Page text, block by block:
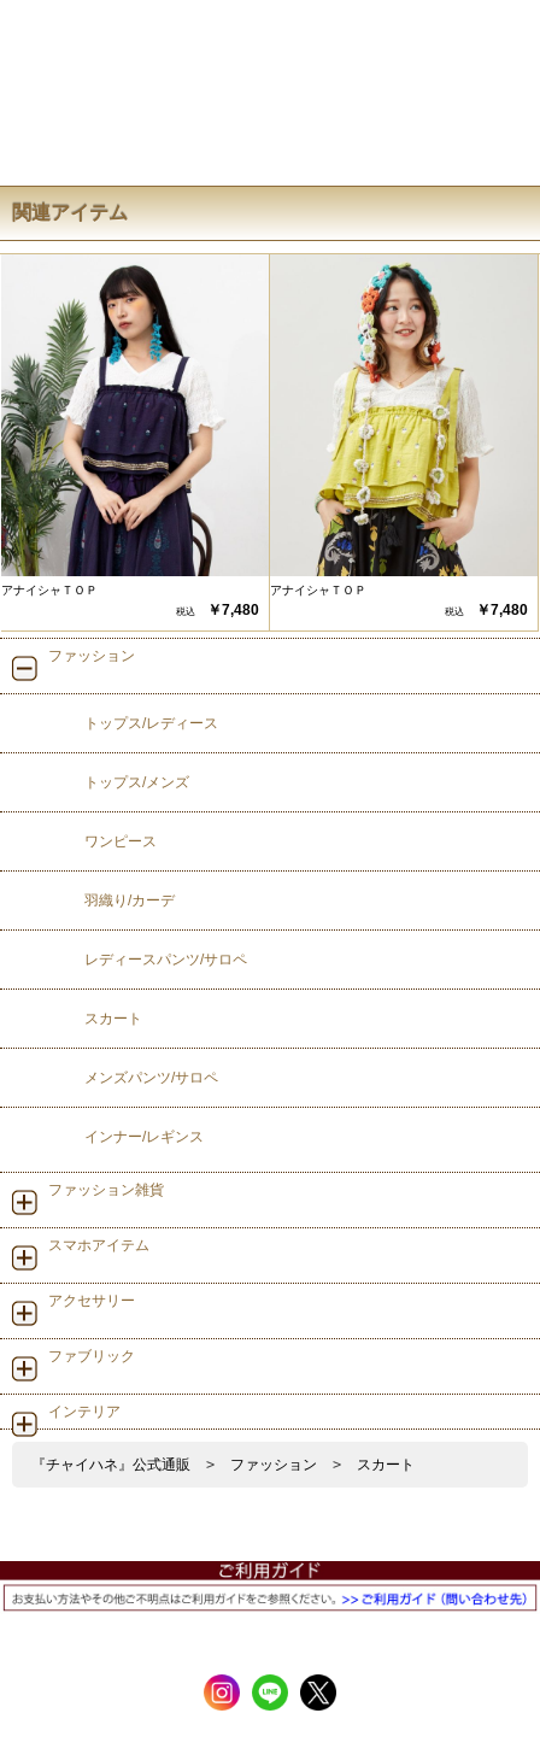
関連アイテム
アナイシャＴＯＰ
￥7,480
アナイシャＴＯＰ
￥7,480
ファッション
トップス/レディース
トップス/メンズ
ワンピース
羽織り/カーデ
レディースパンツ/サロペ
スカート
メンズパンツ/サロペ
インナー/レギンス
ファッション雑貨
スマホアイテム
アクセサリー
ファブリック
インテリア
『チャイハネ』公式通販 > ファッション > スカート